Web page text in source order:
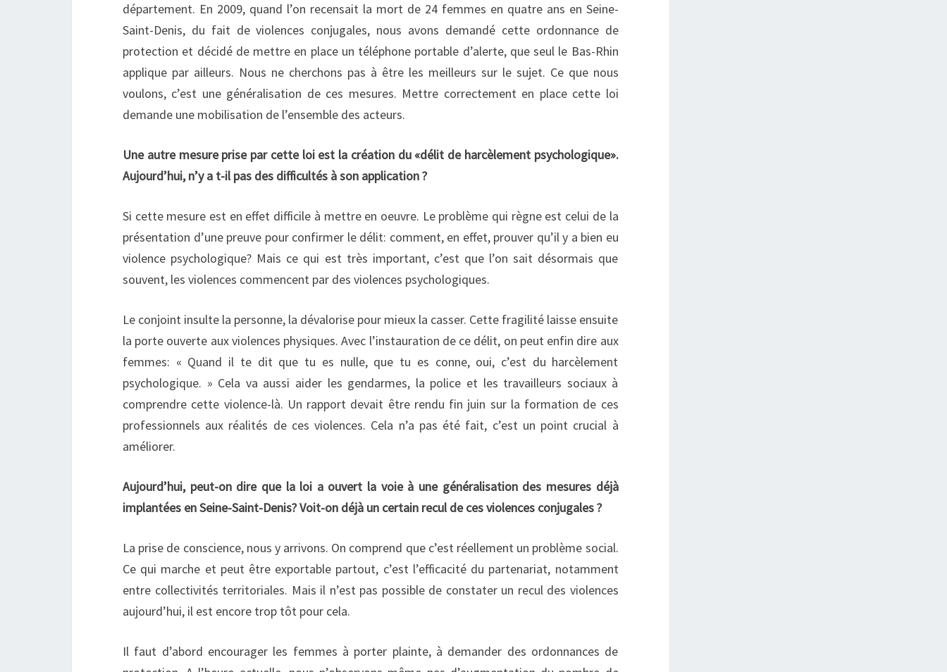
département. En 2009, quand l’on recensait la mort de 24 femmes en quatre ans en Seine-
Saint-Denis, du fait de violences conjugales, nous avons demandé cette ordonnance de
protection et décidé de mettre en place un téléphone portable d’alerte, que seul le Bas-Rhin
applique par ailleurs. Nous ne cherchons pas à être les meilleurs sur le sujet. Ce que nous
voulons, c’est une généralisation de ces mesures. Mettre correctement en place cette loi
demande une mobilisation de l’ensemble des acteurs.
Une autre mesure prise par cette loi est la création du «délit de harcèlement psychologique».
Aujourd’hui, n’y a t-il pas des difficultés à son application ?
Si cette mesure est en effet difficile à mettre en oeuvre. Le problème qui règne est celui de la
présentation d’une preuve pour confirmer le délit: comment, en effet, prouver qu’il y a bien eu
violence psychologique? Mais ce qui est très important, c’est que l’on sait désormais que
souvent, les violences commencent par des violences psychologiques.
Le conjoint insulte la personne, la dévalorise pour mieux la casser. Cette fragilité laisse ensuite
la porte ouverte aux violences physiques. Avec l’instauration de ce délit, on peut enfin dire aux
femmes: « Quand il te dit que tu es nulle, que tu es conne, oui, c’est du harcèlement
psychologique. » Cela va aussi aider les gendarmes, la police et les travailleurs sociaux à
comprendre cette violence-là. Un rapport devait être rendu fin juin sur la formation de ces
professionnels aux réalités de ces violences. Cela n’a pas été fait, c’est un point crucial à
améliorer.
Aujourd’hui, peut-on dire que la loi a ouvert la voie à une généralisation des mesures déjà
implantées en Seine-Saint-Denis? Voit-on déjà un certain recul de ces violences conjugales ?
La prise de conscience, nous y arrivons. On comprend que c’est réellement un problème social.
Ce qui marche et peut être exportable partout, c’est l’efficacité du partenariat, notamment
entre collectivités territoriales. Mais il n’est pas possible de constater un recul des violences
aujourd’hui, il est encore trop tôt pour cela.
Il faut d’abord encourager les femmes à porter plainte, à demander des ordonnances de